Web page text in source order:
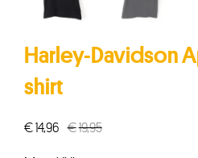
Harley-Davidson
shirt
€19,95Oorspronkelijke
€14,96
Huidige